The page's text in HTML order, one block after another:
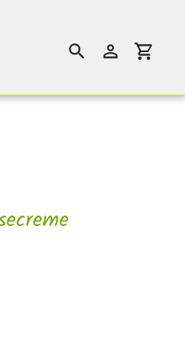
SuchenEinloggen